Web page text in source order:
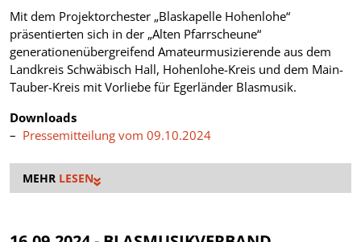
Mit dem Projektorchester „Blaskapelle Hohenlohe“
präsentierten sich in der „Alten Pfarrscheune“
generationenübergreifend Amateurmusizierende aus dem
Landkreis Schwäbisch Hall, Hohenlohe-Kreis und dem Main-
Tauber-Kreis mit Vorliebe für Egerländer Blasmusik.
Downloads
Pressemitteilung vom 09.10.2024
LESEN